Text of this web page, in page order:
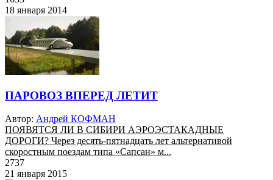
18 января 2014
ПАРОВОЗ ВПЕРЕД ЛЕТИТ
Автор: Андрей КОФМАН
ПОЯВЯТСЯ ЛИ В СИБИРИ АЭРОЭСТАКАДНЫЕ
ДОРОГИ? Через десять-пятнадцать лет альтернативой
скоростным поездам типа «Сапсан» м...
2737
21 января 2015